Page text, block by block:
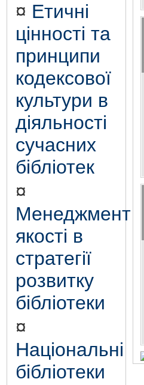
¤ Етичні
цінності та
принципи
кодексової
культури в
діяльності
сучасних
бібліотек
¤
Менеджмент
якості в
стратегії
розвитку
бібліотеки
¤
Національні
бібліотеки